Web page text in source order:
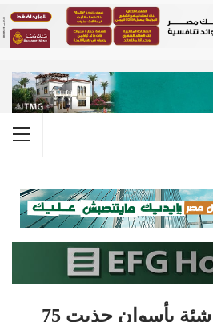
إيتيدا: 52 شركة ناشئة بأسوان جذبت 75